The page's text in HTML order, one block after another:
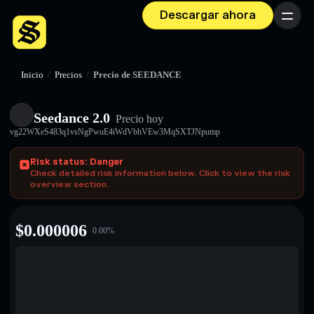
Descargar ahora Menú
Inicio / Precios / Precio de SEEDANCE
Seedance 2.0 Precio hoy
vg22WXeS483q1vsNgPwuE4iWdVbhVEw3MqSXTJNpump
Risk status: Danger
Check detailed risk information below. Click to view the risk
overview section.
$0.000006 0.00%